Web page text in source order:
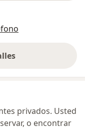
dirección
privados. Usted
o encontrar